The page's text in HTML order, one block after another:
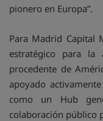
pionero en Europa”.
Para Madrid Capital
estratégico para la
procedente de
apoyado
como un Hub
colaboración público